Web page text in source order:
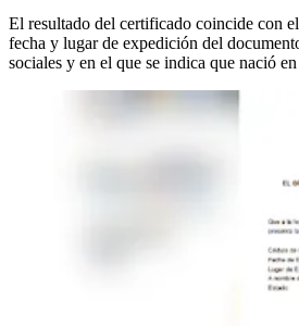
El resultado del certificado coincide con
fecha y lugar de expedición del
sociales y en el que se indica que nació